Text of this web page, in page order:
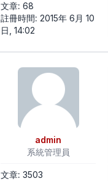
文章: 68
註冊時間: 2015年 6月 10
日, 14:02
admin
系統管理員
文章: 3503